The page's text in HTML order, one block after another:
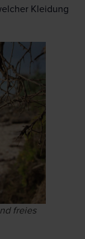
Kleidung
freies